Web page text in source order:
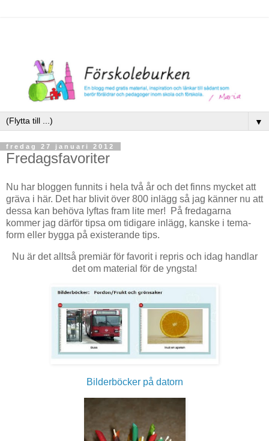
▼
fredag 27 januari 2012
Fredagsfavoriter
Nu har bloggen funnits i hela två år och det finns mycket att
gräva i här. Det har blivit över 800 inlägg så jag känner nu att
dessa kan behöva lyftas fram lite mer! På fredagarna
kommer jag därför tipsa om tidigare inlägg, kanske i tema-
form eller bygga på existerande tips.
Nu är det alltså premiär för favorit i repris och idag handlar
det om material för de yngsta!
Bilderböcker på datorn